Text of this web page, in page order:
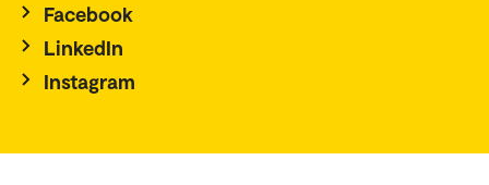
Facebook
LinkedIn
Instagram